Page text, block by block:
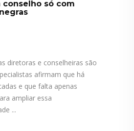
conselho só com
diretoras e conselheiras são
afirmam que há
e que falta apenas
ampliar essa